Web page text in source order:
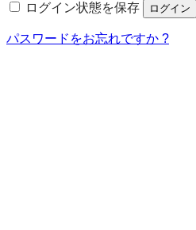
ログイン状態を保存
ログイン
パスワードをお忘れですか ?